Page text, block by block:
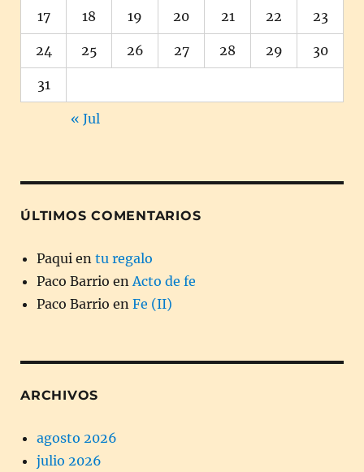
17 18 19 20 21 22 23
24 25 26 27 28 29 30
31
« Jul
ÚLTIMOS COMENTARIOS
Paqui en tu regalo
Paco Barrio en Acto de fe
Paco Barrio en Fe (II)
ARCHIVOS
agosto 2026
julio 2026